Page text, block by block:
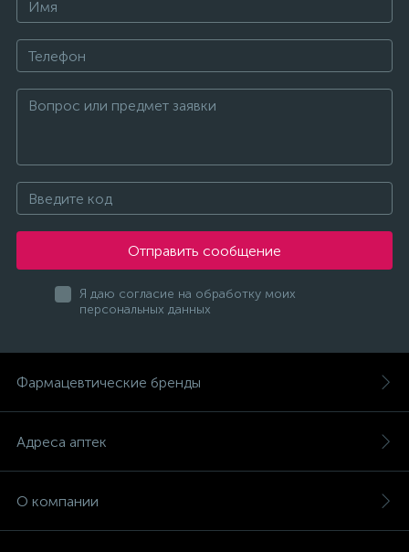
Отправить сообщение
Я даю согласие на обработку моих
персональных данных
Фармацевтические бренды
Адреса аптек
О компании